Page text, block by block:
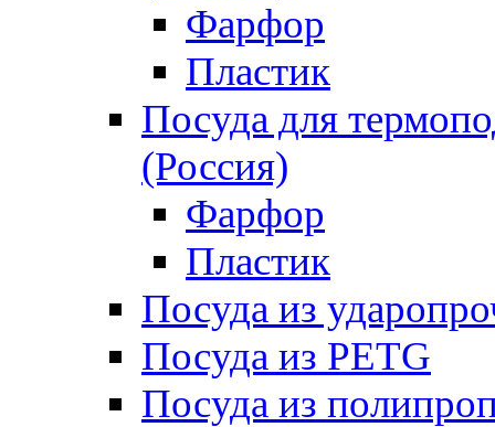
Фарфор
Пластик
Посуда для
(Россия)
Фарфор
Пластик
Посуда из
Посуда из PETG
Посуда из